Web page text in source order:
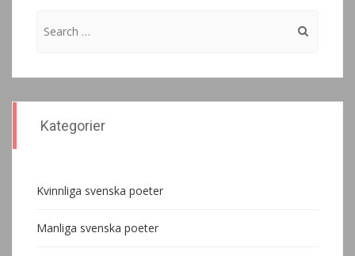
Kategorier
Kvinnliga svenska poeter
Manliga svenska poeter